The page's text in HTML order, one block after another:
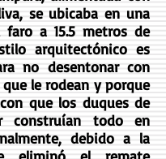
se ubicaba en una
faro a 15.5 metros de
arquitectónico es
no desentonar con
le rodean y porque
que los duques de
construían todo en
debido a la